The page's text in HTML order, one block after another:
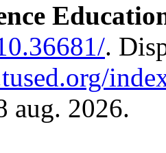
.
aug. 2026.